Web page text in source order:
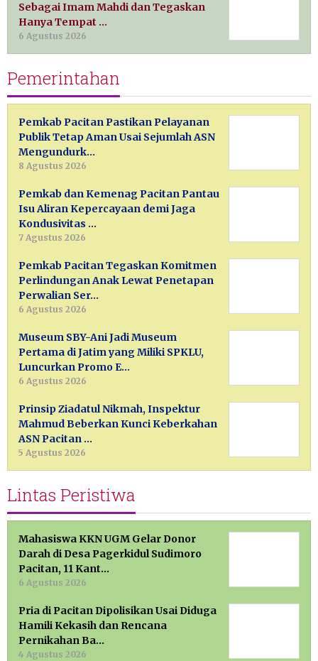
Sebagai Imam Mahdi dan Tegaskan
Hanya Tempat …
6 Agustus 2026
Pemerintahan
Pemkab Pacitan Pastikan Pelayanan
Publik Tetap Aman Usai Sejumlah ASN
Mengundurk…
8 Agustus 2026
Pemkab dan Kemenag Pacitan Pantau
Isu Aliran Kepercayaan demi Jaga
Kondusivitas …
7 Agustus 2026
Pemkab Pacitan Tegaskan Komitmen
Perlindungan Anak Lewat Penetapan
Perwalian Ser…
6 Agustus 2026
Museum SBY-Ani Jadi Museum
Pertama di Jatim yang Miliki SPKLU,
Luncurkan Promo E…
6 Agustus 2026
Prinsip Ziadatul Nikmah, Inspektur
Mahmud Beberkan Kunci Keberkahan
ASN Pacitan …
5 Agustus 2026
Lintas Peristiwa
Mahasiswa KKN UGM Gelar Donor
Darah di Desa Pagerkidul Sudimoro
Pacitan, 11 Kant…
6 Agustus 2026
Pria di Pacitan Dipolisikan Usai Diduga
Hamili Kekasih dan Rencana
Pernikahan Ba…
4 Agustus 2026